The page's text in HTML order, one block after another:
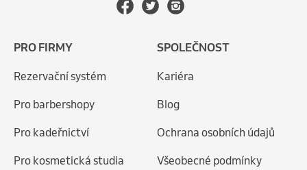
PRO FIRMY
Rezervační systém
Pro barbershopy
Pro kadeřnictví
Pro kosmetická studia
SPOLEČNOST
Kariéra
Blog
Ochrana osobních údajů
Všeobecné podmínky